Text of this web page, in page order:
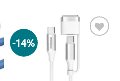
-14%
Adicionar